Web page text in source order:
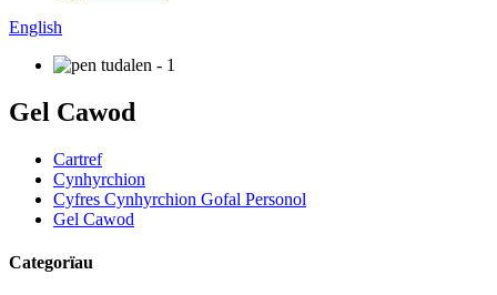
English
Gel Cawod
Cartref
Cynhyrchion
Cyfres Cynhyrchion Gofal Personol
Gel Cawod
Categorïau